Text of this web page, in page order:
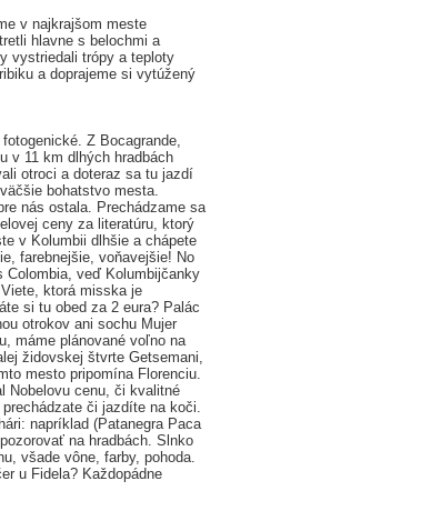
v najkrajšom meste
hlavne s belochmi a
vystriedali trópy a teploty
a doprajeme si vytúžený
Z Bocagrande,
v 11 km dlhých hradbách
otroci a doteraz sa tu jazdí
bohatstvo mesta.
nás ostala. Prechádzame sa
ceny za literatúru, ktorý
v Kolumbii dlhšie a chápete
farebnejšie, voňavejšie! No
Colombia, veď Kolumbijčanky
ktorá misska je
si tu obed za 2 eura? Palác
otrokov ani sochu Mujer
máme plánované voľno na
židovskej štvrte Getsemani,
mesto pripomína Florenciu.
Nobelovu cenu, či kvalitné
či jazdíte na koči.
napríklad (Patanegra Paca
na hradbách. Slnko
všade vône, farby, pohoda.
u Fidela? Každopádne